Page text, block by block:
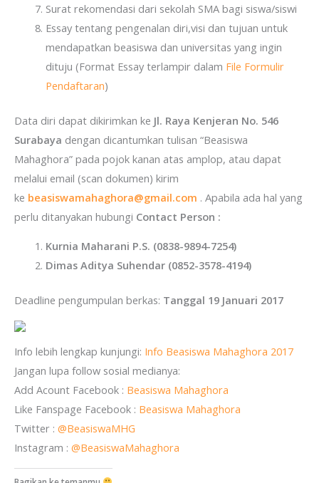
Surat rekomendasi dari sekolah SMA bagi siswa/siswi
Essay tentang pengenalan diri,visi dan tujuan untuk
mendapatkan beasiswa dan universitas yang ingin
dituju (Format Essay terlampir dalam File Formulir
Pendaftaran)
Data diri dapat dikirimkan ke Jl. Raya Kenjeran No. 546
Surabaya dengan dicantumkan tulisan “Beasiswa
Mahaghora” pada pojok kanan atas amplop, atau dapat
melalui email (scan dokumen) kirim
ke beasiswamahaghora@gmail.com . Apabila ada hal yang
perlu ditanyakan hubungi Contact Person :
Kurnia Maharani P.S. (0838-9894-7254)
Dimas Aditya Suhendar (0852-3578-4194)
Deadline pengumpulan berkas: Tanggal 19 Januari 2017
Info lebih lengkap kunjungi: Info Beasiswa Mahaghora 2017
Jangan lupa follow sosial medianya:
Add Acount Facebook : Beasiswa Mahaghora
Like Fanspage Facebook : Beasiswa Mahaghora
Twitter : @BeasiswaMHG
Instagram : @BeasiswaMahaghora